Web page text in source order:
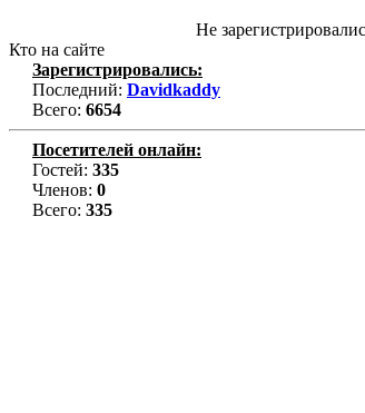
Не
Кто на сайте
Зарегистрировались:
Последний: Davidkaddy
Всего: 6654
Посетителей онлайн:
Гостей: 335
Членов: 0
Всего: 335